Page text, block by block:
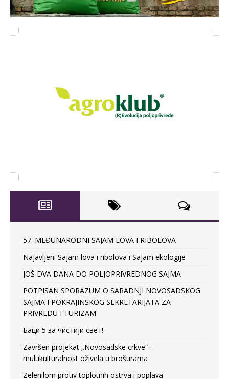
57. MEĐUNARODNI SAJAM LOVA I RIBOLOVA
Najavljeni Sajam lova i ribolova i Sajam ekologije
JOŠ DVA DANA DO POLJOPRIVREDNOG SAJMA
POTPISAN SPORAZUM O SARADNJI NOVOSADSKOG
SAJMA I POKRAJINSKOG SEKRETARIJATA ZA
PRIVREDU I TURIZAM
Баци 5 за чистији свет!
Završen projekat „Novosadske crkve“ –
multikulturalnost oživela u brošurama
Zelenilom protiv toplotnih ostrva i poplava